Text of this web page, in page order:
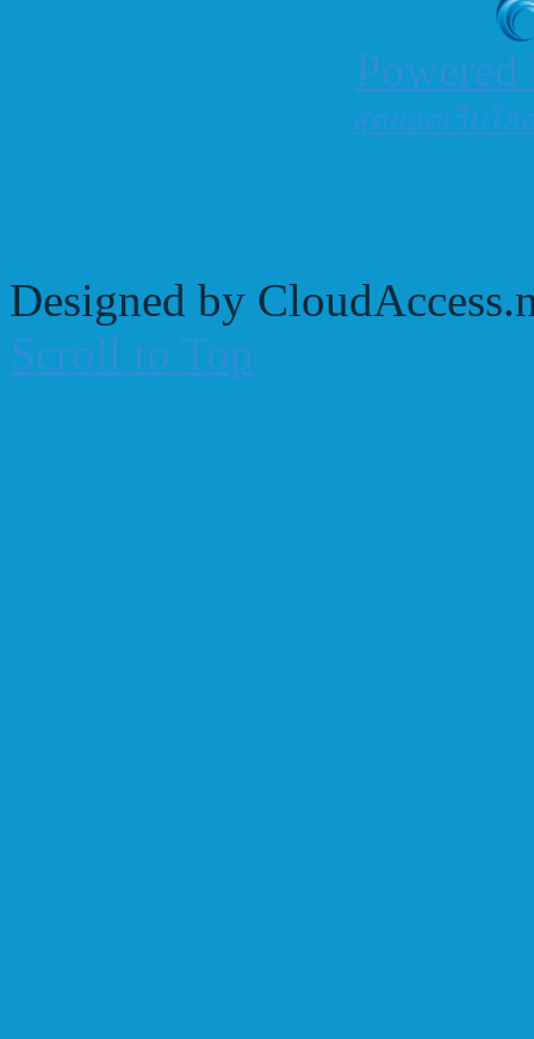
สุดยอดเว็บโ
Designed by
Scroll to Top